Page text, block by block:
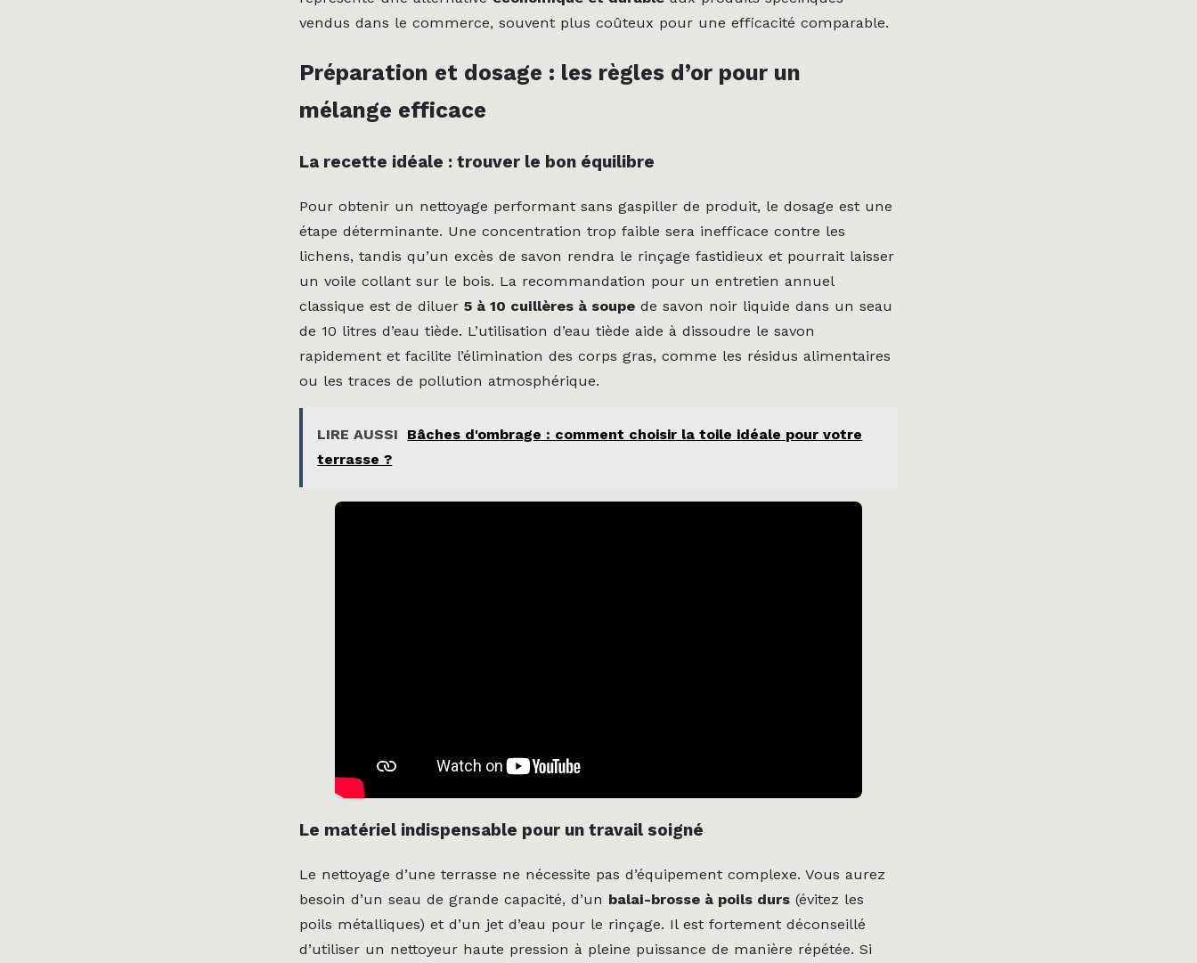
vendus dans le commerce, souvent plus coûteux pour une efficacité comparable.
Préparation et dosage : les règles d’or pour un
mélange efficace
La recette idéale : trouver le bon équilibre
Pour obtenir un nettoyage performant sans gaspiller de produit, le dosage est une
étape déterminante. Une concentration trop faible sera inefficace contre les
lichens, tandis qu’un excès de savon rendra le rinçage fastidieux et pourrait laisser
un voile collant sur le bois. La recommandation pour un entretien annuel
classique est de diluer 5 à 10 cuillères à soupe de savon noir liquide dans un seau
de 10 litres d’eau tiède. L’utilisation d’eau tiède aide à dissoudre le savon
rapidement et facilite l’élimination des corps gras, comme les résidus alimentaires
ou les traces de pollution atmosphérique.
LIRE AUSSI
Bâches d'ombrage : comment choisir la toile idéale pour votre
terrasse ?
Le matériel indispensable pour un travail soigné
Le nettoyage d’une terrasse ne nécessite pas d’équipement complexe. Vous aurez
besoin d’un seau de grande capacité, d’un balai-brosse à poils durs (évitez les
poils métalliques) et d’un jet d’eau pour le rinçage. Il est fortement déconseillé
d’utiliser un nettoyeur haute pression à pleine puissance de manière répétée. Si